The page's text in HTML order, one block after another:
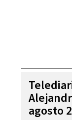
agosto